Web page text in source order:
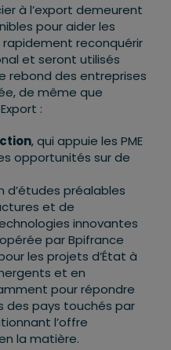
à l’export demeurent
pour aider les
reconquérir
et seront utilisés
rebond des entreprises
de même que
:
, qui appuie les PME
opportunités sur de
d’études préalables
et de
innovantes
opérée par Bpifrance
les projets d’État à
et en
pour répondre
des pays touchés par
l’offre
la matière.